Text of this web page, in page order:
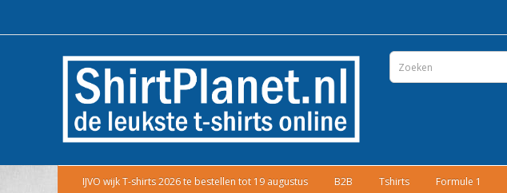
IJVO wijk T-shirts 2026 te bestellen tot 19 augustus B2B Tshirts Formule 1